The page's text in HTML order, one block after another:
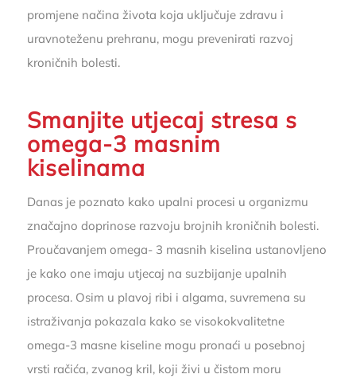
promjene načina života koja uključuje zdravu i
uravnoteženu prehranu, mogu prevenirati razvoj
kroničnih bolesti.
Smanjite utjecaj stresa s
omega-3 masnim
kiselinama
Danas je poznato kako upalni procesi u organizmu
značajno doprinose razvoju brojnih kroničnih bolesti.
Proučavanjem omega- 3 masnih kiselina ustanovljeno
je kako one imaju utjecaj na suzbijanje upalnih
procesa. Osim u plavoj ribi i algama, suvremena su
istraživanja pokazala kako se visokokvalitetne
omega-3 masne kiseline mogu pronaći u posebnoj
vrsti račića, zvanog kril, koji živi u čistom moru